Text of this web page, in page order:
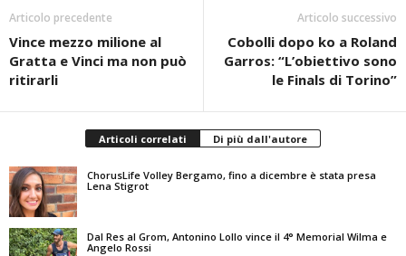
Articolo precedente
Vince mezzo milione al
Gratta e Vinci ma non può
ritirarli
Articolo successivo
Cobolli dopo ko a Roland
Garros: “L’obiettivo sono
le Finals di Torino”
Articoli correlati Di più dall'autore
ChorusLife Volley Bergamo, fino a dicembre è stata presa
Lena Stigrot
Dal Res al Grom, Antonino Lollo vince il 4° Memorial Wilma e
Angelo Rossi